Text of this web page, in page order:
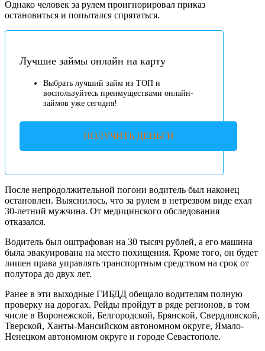
Однако человек за рулем проигнорировал приказ
остановиться и попытался спрятаться.
Лучшие займы онлайн на карту
Выбрать лучший займ из ТОП и
воспользуйтесь преимуществами онлайн-
займов уже сегодня!
ПОЛУЧИТЬ ДЕНЬГИ
После непродолжительной погони водитель был наконец
остановлен. Выяснилось, что за рулем в нетрезвом виде ехал
30-летний мужчина. От медицинского обследования
отказался.
Водитель был оштрафован на 30 тысяч рублей, а его машина
была эвакуирована на место похищения. Кроме того, он будет
лишен права управлять транспортным средством на срок от
полутора до двух лет.
Ранее в эти выходные ГИБДД обещало водителям полную
проверку на дорогах. Рейды пройдут в ряде регионов, в том
числе в Воронежской, Белгородской, Брянской, Свердловской,
Тверской, Ханты-Мансийском автономном округе, Ямало-
Ненецком автономном округе и городе Севастополе.